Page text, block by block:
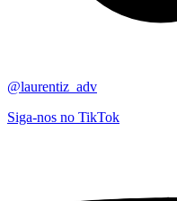
@laurentiz_adv
Siga-nos no TikTok